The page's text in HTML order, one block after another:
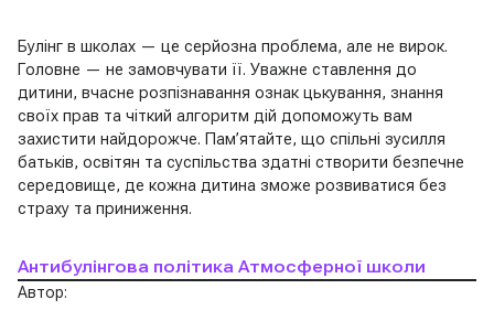
Булінг в школах — це серйозна проблема, але не вирок.
Головне — не замовчувати її. Уважне ставлення до
дитини, вчасне розпізнавання ознак цькування, знання
своїх прав та чіткий алгоритм дій допоможуть вам
захистити найдорожче. Пам’ятайте, що спільні зусилля
батьків, освітян та суспільства здатні створити безпечне
середовище, де кожна дитина зможе розвиватися без
страху та приниження.
Антибулінгова політика Атмосферної школи
Автор: